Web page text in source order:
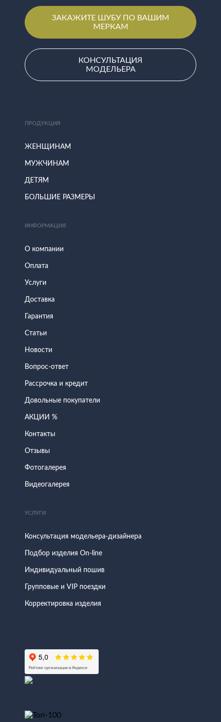
ЗАКАЖИТЕ ШУБУ ПО ВАШИМ
МЕРКАМ
КОНСУЛЬТАЦИЯ
МОДЕЛЬЕРА
ПРОДУКЦИЯ
ЖЕНЩИНАМ
МУЖЧИНАМ
ДЕТЯМ
БОЛЬШИЕ РАЗМЕРЫ
ИНФОРМАЦИЯ
О компании
Оплата
Услуги
Доставка
Гарантия
Статьи
Новости
Вопрос-ответ
Рассрочка и кредит
Довольные покупатели
АКЦИИ %
Контакты
Отзывы
Фотогалерея
Видеогалерея
УСЛУГИ
Консультация модельера-дизайнера
Подбор изделия On-line
Индивидуальный пошив
Групповые и VIP поездки
Корректировка изделия